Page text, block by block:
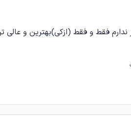
ندارم فقط و فقط (ازکی)بهترین و